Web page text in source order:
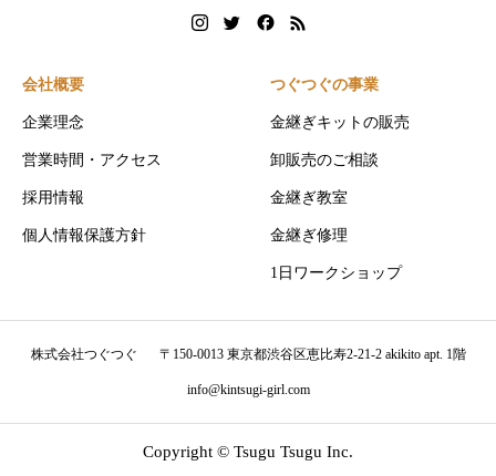
会社概要
企業理念
営業時間・アクセス
採用情報
個人情報保護方針
つぐつぐの事業
金継ぎキットの販売
卸販売のご相談
金継ぎ教室
金継ぎ修理
1日ワークショップ
株式会社つぐつぐ 〒150-0013 東京都渋谷区恵比寿2-21-2 akikito apt. 1階
info@kintsugi-girl.com
Copyright © Tsugu Tsugu Inc.